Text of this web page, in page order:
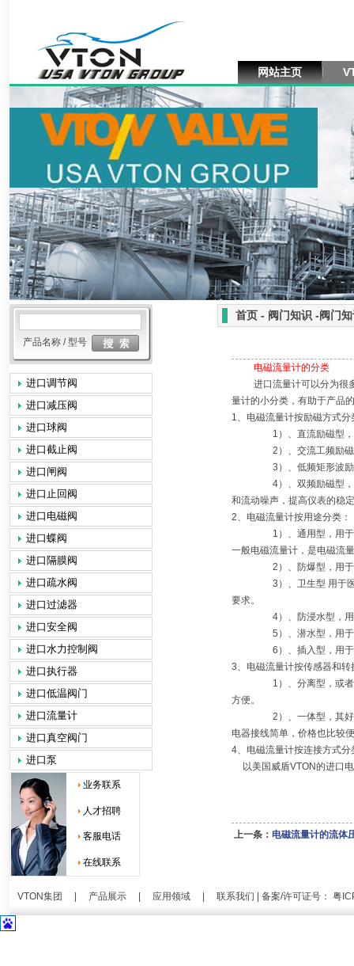
网站主页
产品名称 / 型号
进口调节阀
进口减压阀
进口球阀
进口截止阀
进口闸阀
进口止回阀
进口电磁阀
进口蝶阀
进口隔膜阀
进口疏水阀
进口过滤器
进口安全阀
进口水力控制阀
进口执行器
进口低温阀门
进口流量计
进口真空阀门
进口泵
业务联系
人才招聘
客服电话
在线联系
首页 - 阀门知识 -阀门
电磁流量计的分类
进口流量计可以分为很
量计的小分类，有助于产品
1、电磁流量计按励磁方式分
1 ）、直流励磁型
2 ）、交流工频励
3 ）、低频矩形波
4）、双频励磁型
和流动噪声，提高仪表的稳
2、电磁流量计按用途分类：
1 ）、通用型，用
一般电磁流量计，是电磁流
2 ）、防爆型，用
3 ）、卫生型 用于
要求。
4）、防浸水型，
5 ）、潜水型，用
6 ）、插入型，用
3、电磁流量计按传感器和
1 ）、分离型，或
方便。
2 ）、一体型，其
电器接线简单，价格也比较
4、电磁流量计按连接方式
以美国 威盾VTON的进口
上一条： 电磁流量计的流体
VTON集团 产品展示 应用领域 联系我们 | 备案/许可证号： 粤